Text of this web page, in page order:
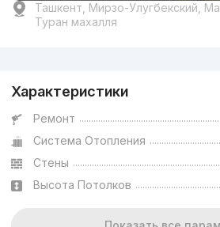
Ташкент, Мирзо-Улугбекский,
Туран махалля
Характеристики
Ремонт
Система Отопления
Стены
Высота Потолков